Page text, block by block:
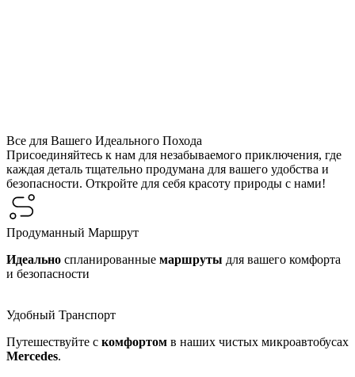
Все для Вашего Идеального Похода
Присоединяйтесь к нам для незабываемого приключения, где
каждая деталь тщательно продумана для вашего удобства и
безопасности. Откройте для себя красоту природы с нами!
Продуманный Маршрут
Идеально спланированные маршруты для вашего комфорта
и безопасности
Удобный Транспорт
Путешествуйте с комфортом в наших чистых микроавтобусах
Mercedes.